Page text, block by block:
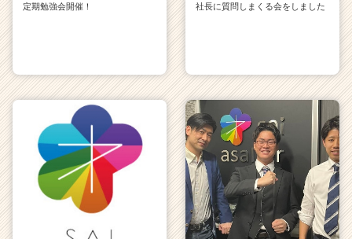
定期勉強会開催！
社長に質問しまくる会をしました